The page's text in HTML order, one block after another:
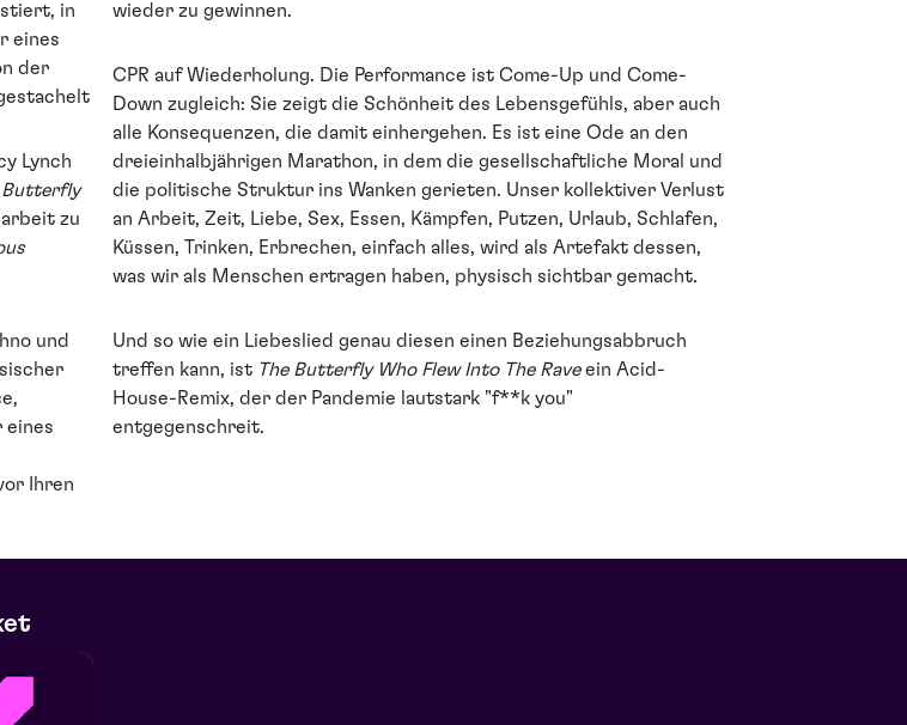
in
eines
der
Lynch
Butterfly
zu
und
eines
Ihren
wieder zu gewinnen.
CPR auf Wiederholung. Die Performance ist Come-Up und Come-
Down zugleich: Sie zeigt die Schönheit des Lebensgefühls, aber auch
alle Konsequenzen, die damit einhergehen. Es ist eine Ode an den
dreieinhalbjährigen Marathon, in dem die gesellschaftliche Moral und
die politische Struktur ins Wanken gerieten. Unser kollektiver Verlust
an Arbeit, Zeit, Liebe, Sex, Essen, Kämpfen, Putzen, Urlaub, Schlafen,
Küssen, Trinken, Erbrechen, einfach alles, wird als Artefakt dessen,
was wir als Menschen ertragen haben, physisch sichtbar gemacht.
Und so wie ein Liebeslied genau diesen einen Beziehungsabbruch
treffen kann, ist The Butterfly Who Flew Into The Raveein Acid-
House-Remix, der der Pandemie lautstark "f**k you"
entgegenschreit.